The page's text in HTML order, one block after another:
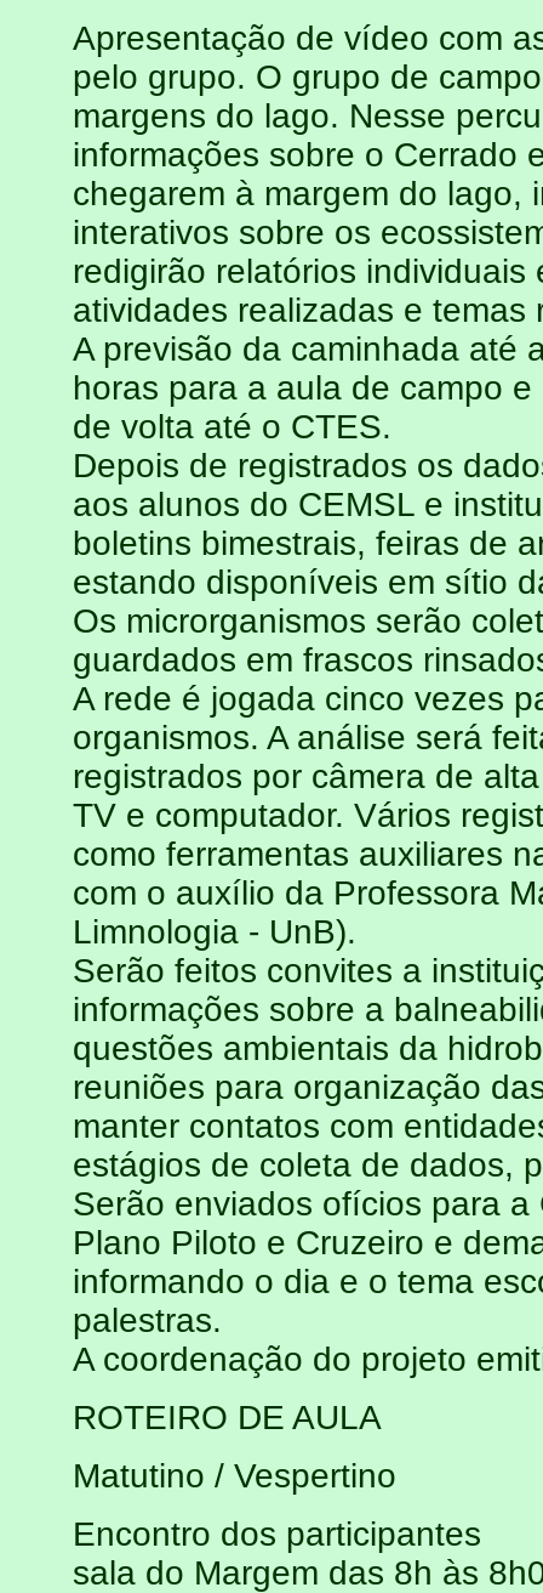
Apresentação de vídeo com
pelo grupo. O grupo de
margens do lago. Nesse
informações sobre o Cerrado
chegarem à margem do lago,
interativos sobre os
redigirão relatórios
atividades realizadas e temas
A previsão da caminhada até
horas para a aula de campo
de volta até o CTES.
Depois de registrados os
aos alunos do CEMSL e
boletins bimestrais, feiras de
estando disponíveis em sítio
Os microrganismos serão
guardados em frascos
A rede é jogada cinco vezes
organismos. A análise será
registrados por câmera de
TV e computador. Vários
como ferramentas auxiliares
com o auxílio da Professora
Limnologia - UnB).
Serão feitos convites a
informações sobre a
questões ambientais da
reuniões para organização
manter contatos com
estágios de coleta de dados,
Serão enviados ofícios para
Plano Piloto e Cruzeiro e
informando o dia e o tema
palestras.
A coordenação do projeto
ROTEIRO DE AULA
Matutino / Vespertino
Encontro dos participantes
sala do Margem das 8h às